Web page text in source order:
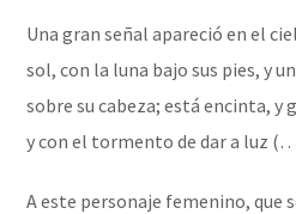
Una gran señal apareció en el
sol, con la luna bajo sus pies, y
sobre su cabeza; está encinta,
y con el tormento de dar a luz
A este personaje femenino, que